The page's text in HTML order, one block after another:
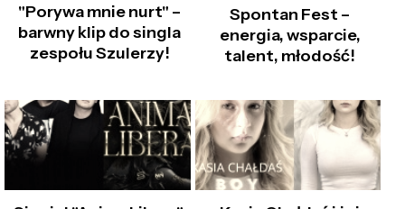
"Porywa mnie nurt" –
barwny klip do singla
zespołu Szulerzy!
Spontan Fest –
energia, wsparcie,
talent, młodość!